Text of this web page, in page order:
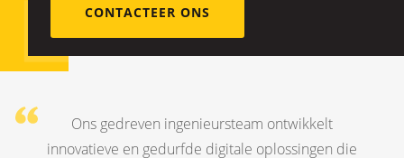
CONTACTEER ONS
Ons gedreven ingenieursteam ontwikkelt
innovatieve en gedurfde digitale oplossingen die